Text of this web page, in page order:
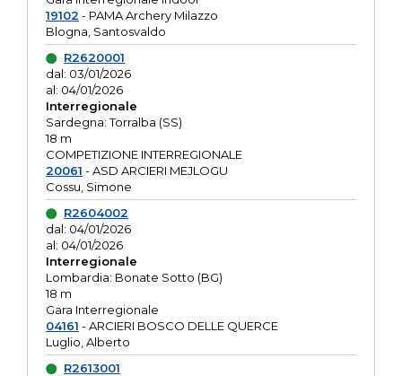
19102 - PAMA Archery Milazzo
Blogna, Santosvaldo
R2620001
dal: 03/01/2026
al: 04/01/2026
Interregionale
Sardegna: Torralba (SS)
18 m
COMPETIZIONE INTERREGIONALE
20061 - ASD ARCIERI MEJLOGU
Cossu, Simone
R2604002
dal: 04/01/2026
al: 04/01/2026
Interregionale
Lombardia: Bonate Sotto (BG)
18 m
Gara Interregionale
04161 - ARCIERI BOSCO DELLE QUERCE
Luglio, Alberto
R2613001